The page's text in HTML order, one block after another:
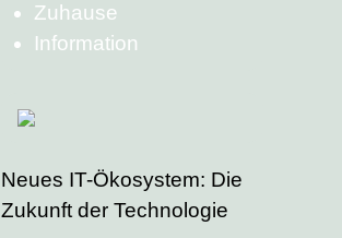
Zuhause
Information
Neues IT-Ökosystem: Die
Zukunft der Technologie